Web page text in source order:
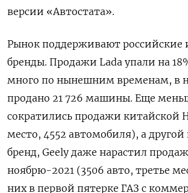
версии «Автостата».
Рынок поддерживают российские
бренды. Продажи Lada упали на
много по нынешним временам, в
продано 21 726 машины. Еще
сократились продажи китайской
место, 4552 автомобиля), а
бренд, Geely даже нарастил
ноябрю-2021 (3506 авто, третье
них в первой пятерке ГАЗ с